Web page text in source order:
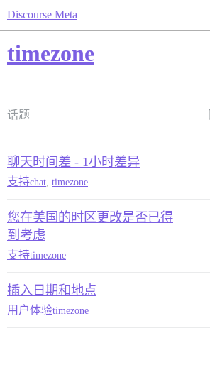
Discourse Meta
timezone
话题
聊天时间差 - 1小时差异
支持chat timezone
您在美国的时区更改是否已得
到考虑
支持timezone
插入日期和地点
用户体验timezone